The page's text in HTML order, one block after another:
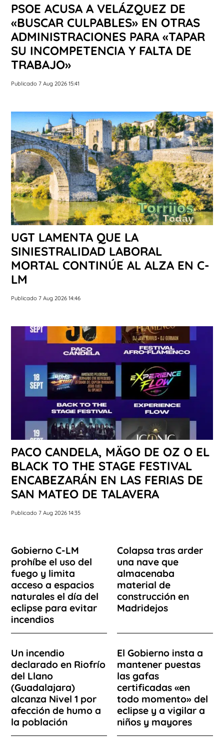
PSOE ACUSA A VELÁZQUEZ DE
«BUSCAR CULPABLES» EN OTRAS
ADMINISTRACIONES PARA «TAPAR
SU INCOMPETENCIA Y FALTA DE
TRABAJO»
Publicado 7 Aug 2026 15:41
UGT LAMENTA QUE LA
SINIESTRALIDAD LABORAL
MORTAL CONTINÚE AL ALZA EN C-
LM
Publicado 7 Aug 2026 14:46
PACO CANDELA, MÄGO DE OZ O EL
BLACK TO THE STAGE FESTIVAL
ENCABEZARÁN EN LAS FERIAS DE
SAN MATEO DE TALAVERA
Publicado 7 Aug 2026 14:35
Gobierno C-LM
prohíbe el uso del
fuego y limita
acceso a espacios
naturales el día del
eclipse para evitar
incendios
Colapsa tras arder
una nave que
almacenaba
material de
construcción en
Madridejos
Un incendio
declarado en Riofrío
del Llano
(Guadalajara)
alcanza Nivel 1 por
afección de humo a
la población
El Gobierno insta a
mantener puestas
las gafas
certificadas «en
todo momento» del
eclipse y a vigilar a
niños y mayores